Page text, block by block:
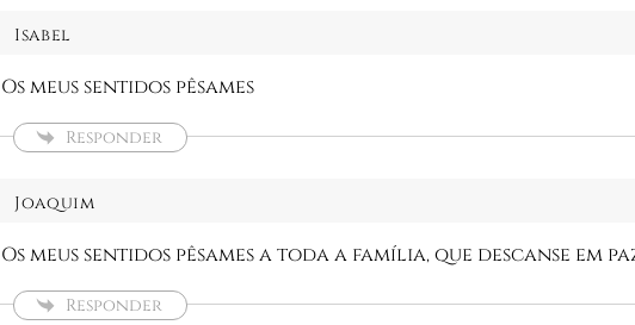
Isabel
Os meus sentidos pêsames
Responder
Joaquim
Os meus sentidos pêsames a toda a família, que descanse em
Responder